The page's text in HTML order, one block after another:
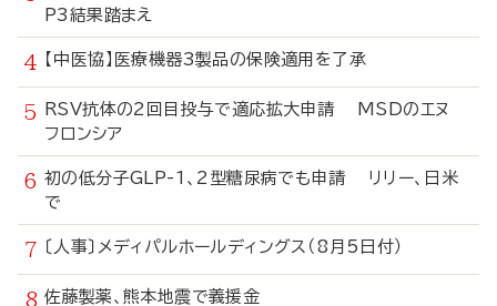
P3結果踏まえ
【中医協】医療機器3製品の保険適用を了承
RSV抗体の2回目投与で適応拡大申請 MSDのエヌ
フロンシア
初の低分子GLP-1、2型糖尿病でも申請 リリー、日米
で
〔人事〕メディパルホールディングス（8月5日付）
佐藤製薬、熊本地震で義援金